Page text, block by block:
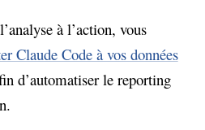
à l’action, vous
Claude Code à vos données
d’automatiser le reporting